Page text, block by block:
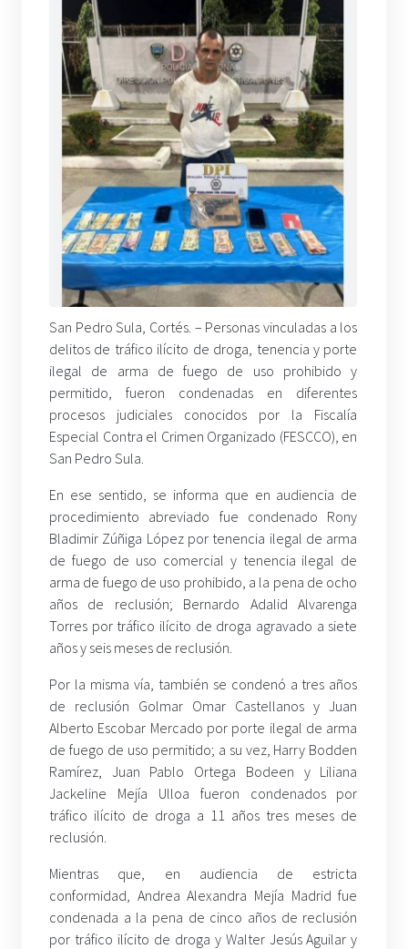
San Pedro Sula, Cortés. – Personas vinculadas a los
delitos de tráfico ilícito de droga, tenencia y porte
ilegal de arma de fuego de uso prohibido y
permitido, fueron condenadas en diferentes
procesos judiciales conocidos por la Fiscalía
Especial Contra el Crimen Organizado (FESCCO), en
San Pedro Sula.
En ese sentido, se informa que en audiencia de
procedimiento abreviado fue condenado Rony
Bladimir Zúñiga López por tenencia ilegal de arma
de fuego de uso comercial y tenencia ilegal de
arma de fuego de uso prohibido, a la pena de ocho
años de reclusión; Bernardo Adalid Alvarenga
Torres por tráfico ilícito de droga agravado a siete
años y seis meses de reclusión.
Por la misma vía, también se condenó a tres años
de reclusión Golmar Omar Castellanos y Juan
Alberto Escobar Mercado por porte ilegal de arma
de fuego de uso permitido; a su vez, Harry Bodden
Ramírez, Juan Pablo Ortega Bodeen y Liliana
Jackeline Mejía Ulloa fueron condenados por
tráfico ilícito de droga a 11 años tres meses de
reclusión.
Mientras que, en audiencia de estricta
conformidad, Andrea Alexandra Mejía Madrid fue
condenada a la pena de cinco años de reclusión
por tráfico ilícito de droga y Walter Jesús Aguilar y